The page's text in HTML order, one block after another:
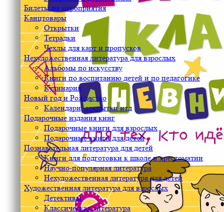
Билеты на мероприятия
Канцтовары
Открытки
Тетрадки
Чехлы для карт и пропусков
Нехудожественная литература для взрослых
Альбомы по искусству
Книги по воспитанию детей и по педагогике
Кулинария
Новый год и Рождество
Календари, открытки итд
Подарочные издания книг
Подарочные книги для взрослых
Подарочные книги для детей
Познавательная литература для детей
Книги для подготовки к школе и хрестоматии
Научно-популярная литература
Нехудожественная литература для детей
Художественная литература для взрослых
Детективы
Классическая литература